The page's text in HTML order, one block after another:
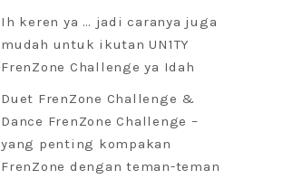
Ih keren ya … jadi caranya juga
mudah untuk ikutan UN1TY
FrenZone Challenge ya Idah
Duet FrenZone Challenge &
Dance FrenZone Challenge –
yang penting kompakan
FrenZone dengan teman-teman